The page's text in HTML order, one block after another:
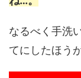
なるべく手洗
てにしたほう